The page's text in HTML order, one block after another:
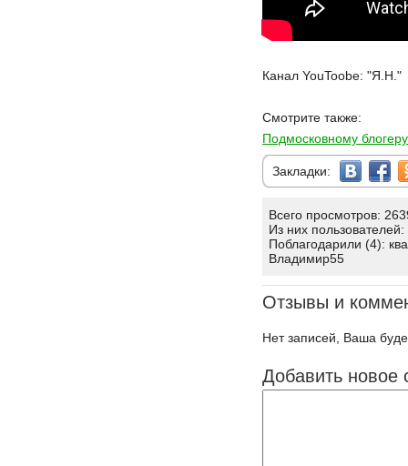
Канал YouToobe: "Я.Н."
Смотрите также:
Подмосковному
Закладки:
Всего просмотров:
Из них пользователей:
Поблагодарили (4):
Владимир55
Отзывы и
Нет записей, Ваша
Добавить новое